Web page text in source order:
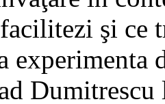
şi ce
experimenta
Dumitrescu